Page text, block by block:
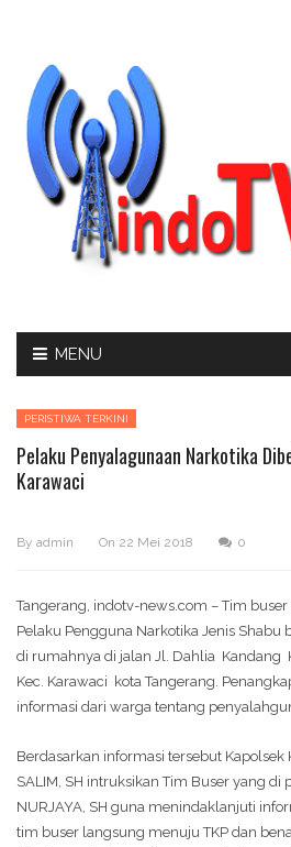
MENU
PERISTIWA TERKINI
Pelaku Penyalagunaan Narkotika
Karawaci
By admin On 22 Mei 2018 0
Tangerang, indotv-news.com – Tim
Pelaku Pengguna Narkotika Jenis Shabu
di rumahnya di jalan Jl. Dahlia Kandang
Kec. Karawaci kota Tangerang.
informasi dari warga tentang
Berdasarkan informasi tersebut Kapolsek
SALIM, SH intruksikan Tim Buser yang di
NURJAYA, SH guna menindaklanjuti
tim buser langsung menuju TKP dan